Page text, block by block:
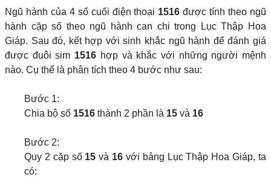
Ngũ hành của 4 số cuối điện thoại 1516 được tính theo ngũ
hành cặp số theo ngũ hành can chi trong Lục Thập Hoa
Giáp. Sau đó, kết hợp với sinh khắc ngũ hành để đánh giá
được đuôi sim 1516 hợp và khắc với những người mệnh
nào. Cụ thể là phân tích theo 4 bước như sau:
Bước 1:
Chia bộ số 1516 thành 2 phần là 15 và 16
Bước 2:
Quy 2 cặp số 15 và 16 với bảng Lục Thập Hoa Giáp, ta
có: